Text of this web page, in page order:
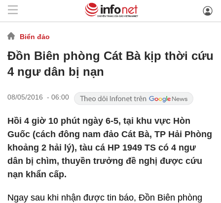
Biển đảo
Đồn Biên phòng Cát Bà kịp thời cứu
4 ngư dân bị nạn
08/05/2016 - 06:00
Hồi 4 giờ 10 phút ngày 6-5, tại khu vực Hòn
Guốc (cách đông nam đảo Cát Bà, TP Hải Phòng
khoảng 2 hải lý), tàu cá HP 1949 TS có 4 ngư
dân bị chìm, thuyền trưởng đề nghị được cứu
nạn khẩn cấp.
Ngay sau khi nhận được tin báo, Đồn Biên phòng